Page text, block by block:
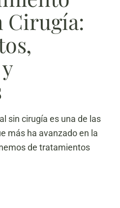
Cirugía:
sin cirugía es una de las
más ha avanzado en la
de tratamientos